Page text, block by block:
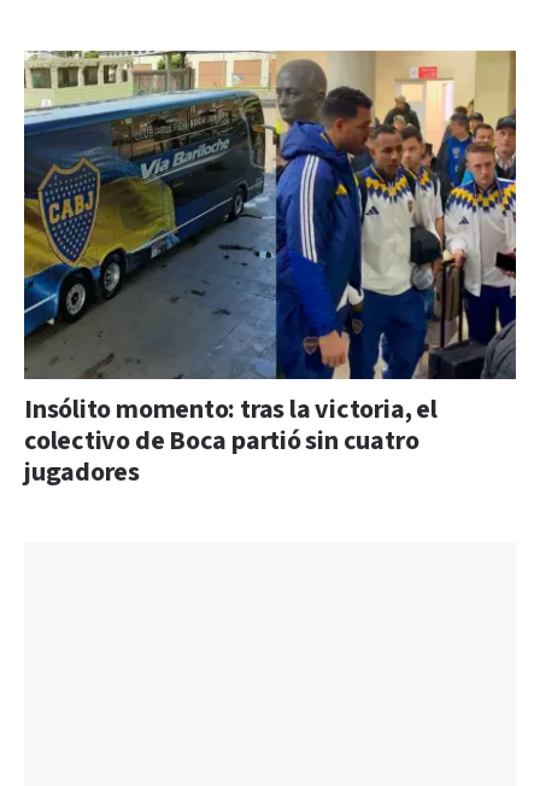
Insólito momento: tras la victoria, el
colectivo de Boca partió sin cuatro
jugadores